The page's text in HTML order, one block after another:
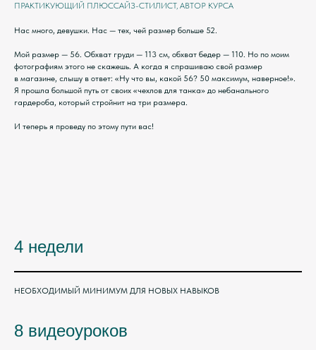
ПРАКТИКУЮЩИЙ ПЛЮССАЙЗ-СТИЛИСТ, АВТОР КУРСА
Нас много, девушки. Нас — тех, чей размер больше 52.
Мой размер — 56. Обхват груди — 113 см, обхват бедер — 110. Но по моим
фотографиям этого не скажешь. А когда я спрашиваю свой размер
в магазине, слышу в ответ: «Ну что вы, какой 56? 50 максимум, наверное!».
Я прошла большой путь от своих «чехлов для танка» до небанального
гардероба, который стройнит на три размера.
И теперь я проведу по этому пути вас!
4 недели
НЕОБХОДИМЫЙ МИНИМУМ ДЛЯ НОВЫХ НАВЫКОВ
8 видеоуроков